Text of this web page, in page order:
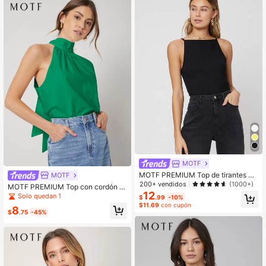
MOTF
MOTF PREMIUM Top con cordón tr
aseroSolo quedan 1
$8.75 -45%
MOTF
MOTF PREMIUM Top de tirantes po
liéster reciclado delgado
200+ vendidos (1000+)
$12.99 -10%
$11.69 con cupón